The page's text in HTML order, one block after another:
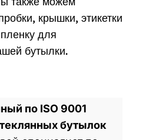
крышки, этикетки
для
бутылки.
по ISO 9001
бутылок